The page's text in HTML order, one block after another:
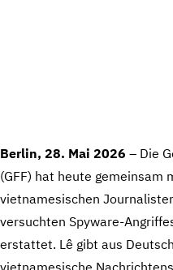
Berlin, 28. Mai 2026 – Die
(GFF) hat heute gemeinsam
vietnamesischen
versuchten Spyware-
erstattet. Lê gibt aus
vietnamesische